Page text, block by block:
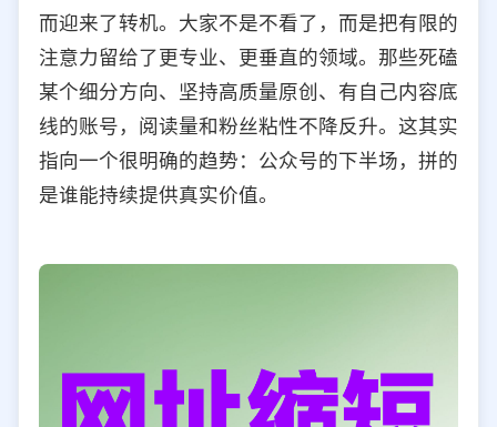
而迎来了转机。大家不是不看了，而是把有限的
注意力留给了更专业、更垂直的领域。那些死磕
某个细分方向、坚持高质量原创、有自己内容底
线的账号，阅读量和粉丝粘性不降反升。这其实
指向一个很明确的趋势：公众号的下半场，拼的
是谁能持续提供真实价值。